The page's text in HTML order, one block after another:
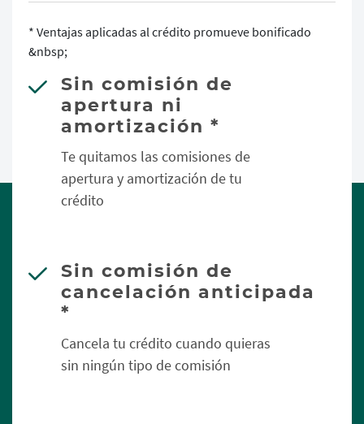
* Ventajas aplicadas al crédito promueve bonificado
&nbsp;
Sin comisión de
apertura ni
amortización *
Te quitamos las comisiones de
apertura y amortización de tu
crédito
Sin comisión de
cancelación anticipada
*
Cancela tu crédito cuando quieras
sin ningún tipo de comisión